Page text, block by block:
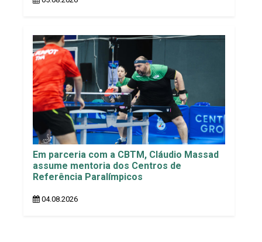
Em parceria com a CBTM, Cláudio Massad
assume mentoria dos Centros de
Referência Paralímpicos
04.08.2026